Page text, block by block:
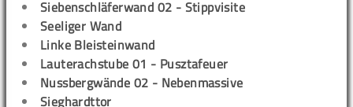
Siebenschläferwand 02 - Stippvisite
Seeliger Wand
Linke Bleisteinwand
Lauterachstube 01 - Pusztafeuer
Nussbergwände 02 - Nebenmassive
Sieghardttor